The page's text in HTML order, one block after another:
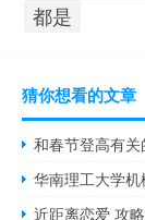
都是
猜你想看的文章
和春节登高有关
华南理工大学
近距离恋爱 攻略